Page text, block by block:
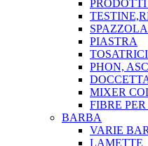
PIASTRA
PHON,
MIXER
FIBRE
BARBA
VARIE
LAMETTE